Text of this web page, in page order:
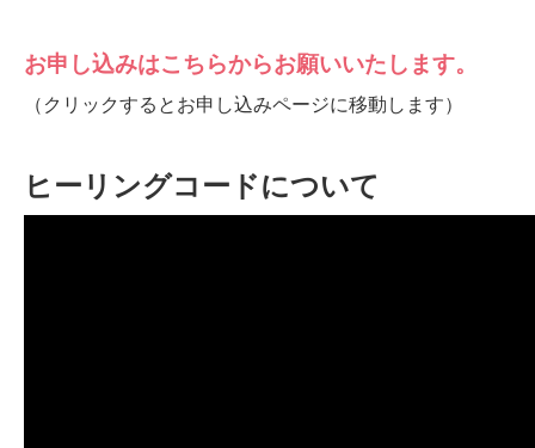
お申し込みはこちらからお願いいたします。
（クリックするとお申し込みページに移動します）
ヒーリングコードについて